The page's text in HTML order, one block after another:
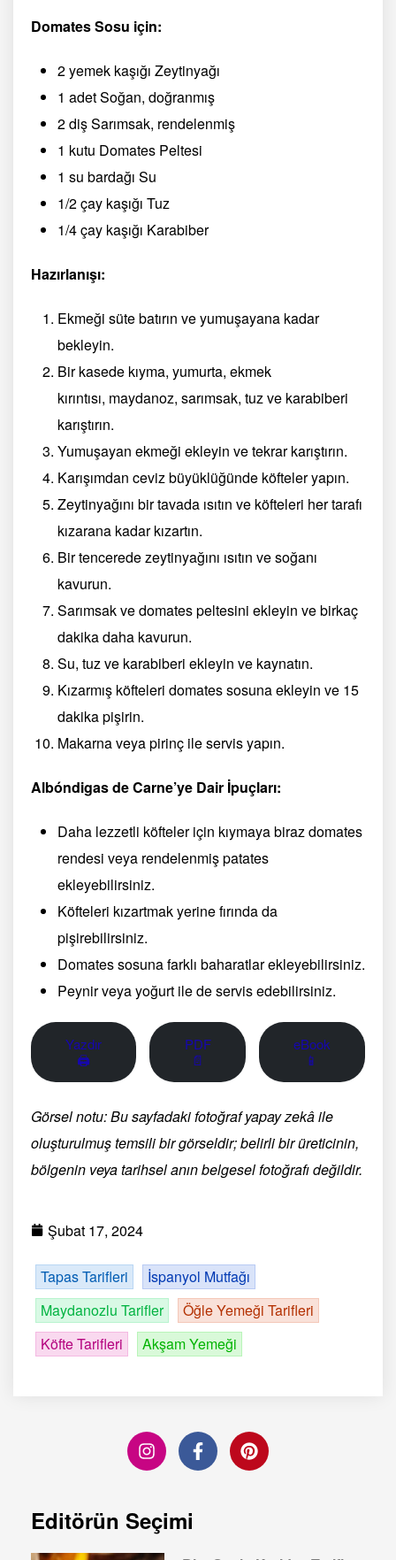
Domates Sosu için:
2 yemek kaşığı Zeytinyağı
1 adet Soğan, doğranmış
2 diş Sarımsak, rendelenmiş
1 kutu Domates Peltesi
1 su bardağı Su
1/2 çay kaşığı Tuz
1/4 çay kaşığı Karabiber
Hazırlanışı:
Ekmeği süte batırın ve yumuşayana kadar
bekleyin.
Bir kasede kıyma, yumurta, ekmek
kırıntısı, maydanoz, sarımsak, tuz ve karabiberi
karıştırın.
Yumuşayan ekmeği ekleyin ve tekrar karıştırın.
Karışımdan ceviz büyüklüğünde köfteler yapın.
Zeytinyağını bir tavada ısıtın ve köfteleri her tarafı
kızarana kadar kızartın.
Bir tencerede zeytinyağını ısıtın ve soğanı
kavurun.
Sarımsak ve domates peltesini ekleyin ve birkaç
dakika daha kavurun.
Su, tuz ve karabiberi ekleyin ve kaynatın.
Kızarmış köfteleri domates sosuna ekleyin ve 15
dakika pişirin.
Makarna veya pirinç ile servis yapın.
Albóndigas de Carne’ye Dair İpuçları:
Daha lezzetli köfteler için kıymaya biraz domates
rendesi veya rendelenmiş patates
ekleyebilirsiniz.
Köfteleri kızartmak yerine fırında da
pişirebilirsiniz.
Domates sosuna farklı baharatlar ekleyebilirsiniz.
Peynir veya yoğurt ile de servis edebilirsiniz.
Yazdır
🖨
PDF
📄
eBook
📱
Görsel notu: Bu sayfadaki fotoğraf yapay zekâ ile
oluşturulmuş temsili bir görseldir; belirli bir üreticinin,
bölgenin veya tarihsel anın belgesel fotoğrafı değildir.
Şubat 17, 2024
Tapas Tarifleri
İspanyol Mutfağı
Maydanozlu Tarifler
Öğle Yemeği Tarifleri
Köfte Tarifleri
Akşam Yemeği
Editörün Seçimi